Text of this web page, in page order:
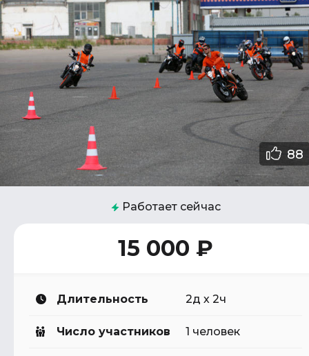
88
Работает сейчас
15 000 ₽
Длительность 2д х 2ч
Число участников 1 человек